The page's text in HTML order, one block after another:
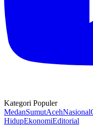
Kategori Populer
MedanSumutAcehNasional
HidupEkonomiEditorial